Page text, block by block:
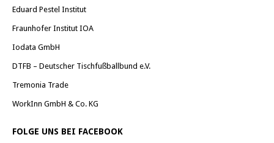
Eduard Pestel Institut
Fraunhofer Institut IOA
Iodata GmbH
DTFB – Deutscher Tischfußballbund e.V.
Tremonia Trade
WorkInn GmbH & Co. KG
FOLGE UNS BEI FACEBOOK